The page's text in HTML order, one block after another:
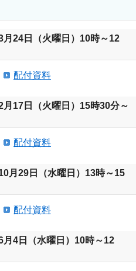
24日（火曜日）10時～12
配付資料
17日（火曜日）15時30分～
配付資料
月29日（水曜日）13時～15
配付資料
4日（水曜日）10時～12